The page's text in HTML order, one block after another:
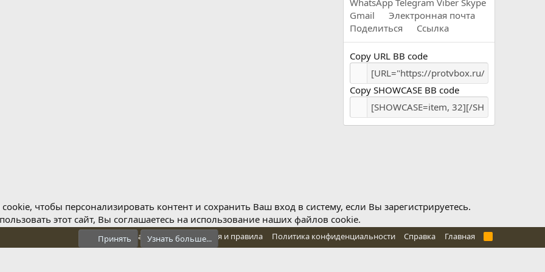
WhatsApp Telegram Viber Skype
Gmail
Электронная почта
Поделиться
Ссылка
Copy URL BB code
Copy SHOWCASE BB code
Обратная связь Условия и правила Политика конфиденциальности Справка Главная
R
чтобы персонализировать контент и сохранить Ваш вход в систему, если Вы зарегистрируетесь.
этот сайт, Вы соглашаетесь на использование наших файлов cookie.
Принять Узнать больше...